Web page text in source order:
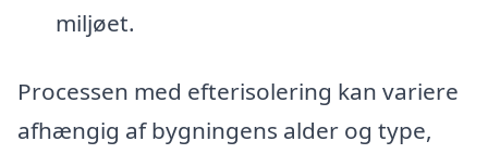
miljøet.
Processen med efterisolering kan variere
afhængig af bygningens alder og type,